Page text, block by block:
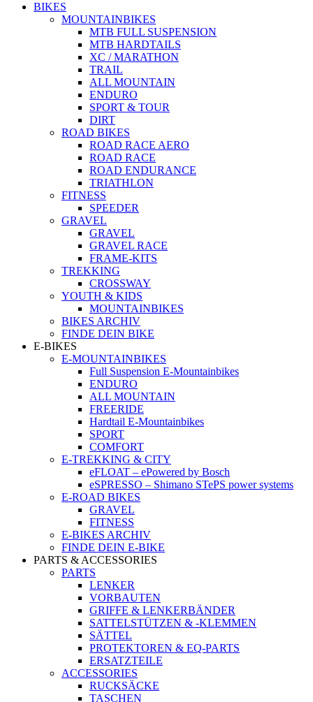
BIKES
MOUNTAINBIKES
MTB FULL SUSPENSION
MTB HARDTAILS
XC / MARATHON
TRAIL
ALL MOUNTAIN
ENDURO
SPORT & TOUR
DIRT
ROAD BIKES
ROAD RACE AERO
ROAD RACE
ROAD ENDURANCE
TRIATHLON
FITNESS
SPEEDER
GRAVEL
GRAVEL
GRAVEL RACE
FRAME-KITS
TREKKING
CROSSWAY
YOUTH & KIDS
MOUNTAINBIKES
BIKES ARCHIV
FINDE DEIN BIKE
E-BIKES
E-MOUNTAINBIKES
Full Suspension E-Mountainbikes
ENDURO
ALL MOUNTAIN
FREERIDE
Hardtail E-Mountainbikes
SPORT
COMFORT
E-TREKKING & CITY
eFLOAT – ePowered by Bosch
eSPRESSO – Shimano STePS power systems
E-ROAD BIKES
GRAVEL
FITNESS
E-BIKES ARCHIV
FINDE DEIN E-BIKE
PARTS & ACCESSORIES
PARTS
LENKER
VORBAUTEN
GRIFFE & LENKERBÄNDER
SATTELSTÜTZEN & -KLEMMEN
SÄTTEL
PROTEKTOREN & EQ-PARTS
ERSATZTEILE
ACCESSORIES
RUCKSÄCKE
TASCHEN